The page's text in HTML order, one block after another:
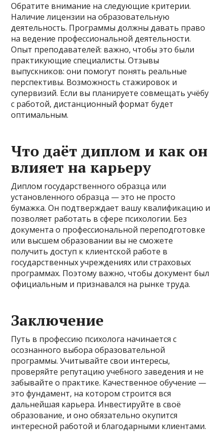
Обратите внимание на следующие критерии.
Наличие лицензии на образовательную
деятельность. Программы должны давать право
на ведение профессиональной деятельности.
Опыт преподавателей: важно, чтобы это были
практикующие специалисты. Отзывы
выпускников: они помогут понять реальные
перспективы. Возможность стажировок и
супервизий. Если вы планируете совмещать учёбу
с работой, дистанционный формат будет
оптимальным.
Что даёт диплом и как он
влияет на карьеру
Диплом государственного образца или
установленного образца — это не просто
бумажка. Он подтверждает вашу квалификацию и
позволяет работать в сфере психологии. Без
документа о профессиональной переподготовке
или высшем образовании вы не сможете
получить доступ к клиентской работе в
государственных учреждениях или страховых
программах. Поэтому важно, чтобы документ был
официальным и признавался на рынке труда.
Заключение
Путь в профессию психолога начинается с
осознанного выбора образовательной
программы. Учитывайте свои интересы,
проверяйте репутацию учебного заведения и не
забывайте о практике. Качественное обучение —
это фундамент, на котором строится вся
дальнейшая карьера. Инвестируйте в своё
образование, и оно обязательно окупится
интересной работой и благодарными клиентами.